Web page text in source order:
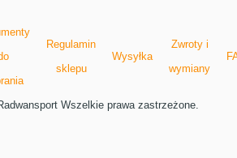
Regulamin
sklepu
Wysyłka
Zwroty i
wymiany
Wszelkie prawa zastrzeżone.